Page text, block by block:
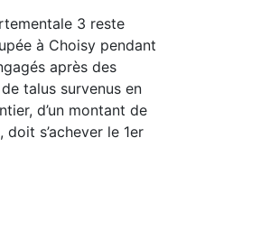
3 reste
à Choisy pendant
après des
talus survenus en
d’un montant de
doit s’achever le 1er